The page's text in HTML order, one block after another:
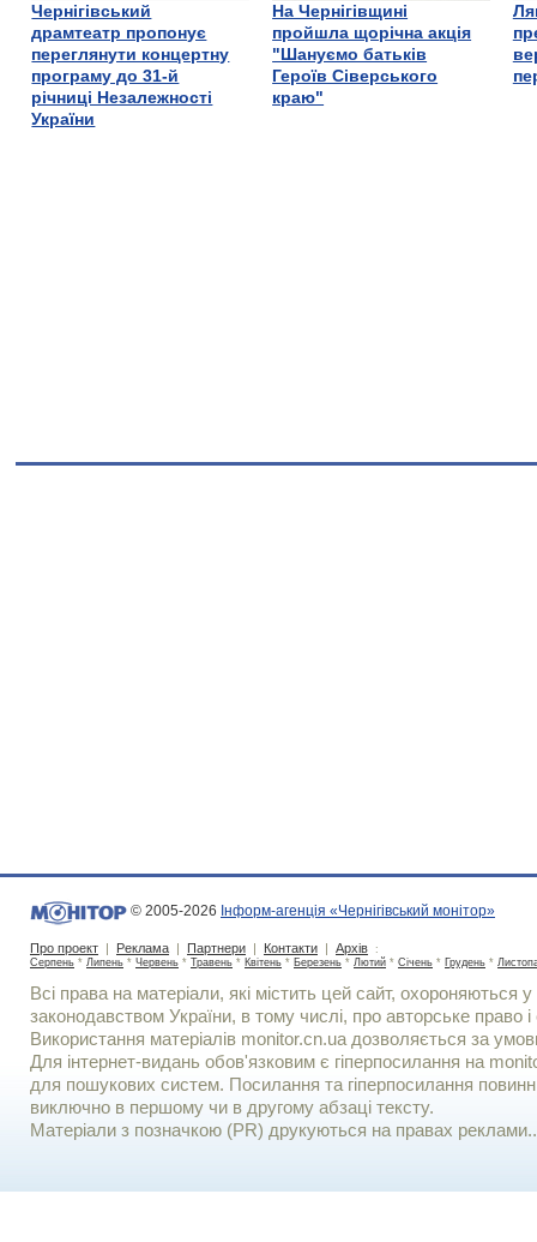
Чернігівський
драмтеатр пропонує
переглянути концертну
програму до 31-й
річниці Незалежності
України
На Чернігівщині
пройшла щорічна акція
"Шануємо батьків
Героїв Сіверського
краю"
© 2005-2026 Інформ-агенція «Чернігівський монітор»
Про проект | Реклама | Партнери | Контакти | Архів :
Серпень * Липень * Червень * Травень * Квітень * Березень * Лютий * Січень * Грудень *
Всі права на матеріали, які містить цей сайт, охороняються у
законодавством України, в тому числі, про авторське право і
Використання матерiалiв monitor.cn.ua дозволяється за
Для iнтернет-видань обов'язковим є гiперпосилання на
для пошукових систем. Посилання та гіперпосилання
виключно в першому чи в другому абзаці тексту.
Матеріали з позначкою (PR) друкуються на правах реклами..